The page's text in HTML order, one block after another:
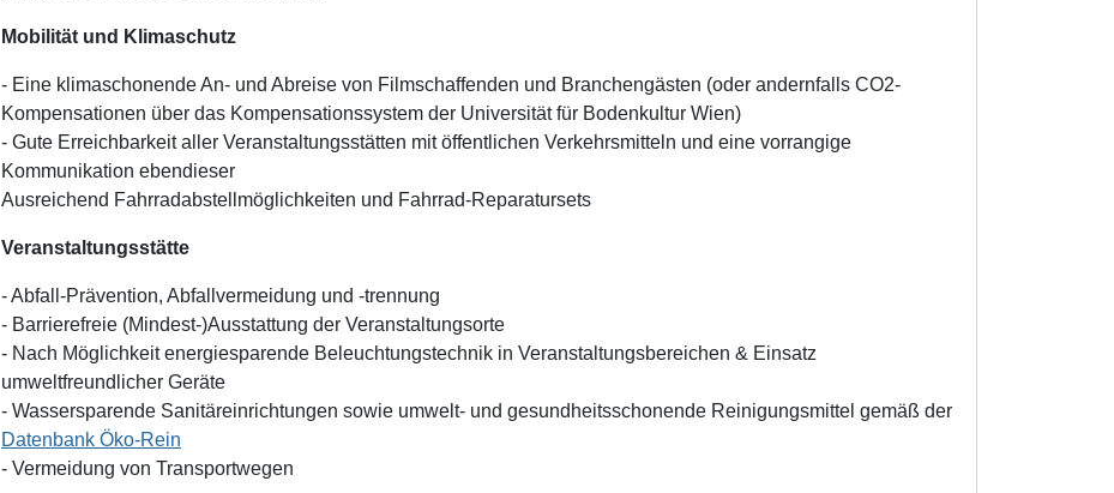
Mobilität und Klimaschutz
- Eine klimaschonende An- und Abreise von Filmschaffenden und Branchengästen (oder andernfalls CO2-
Kompensationen über das Kompensationssystem der Universität für Bodenkultur Wien)
- Gute Erreichbarkeit aller Veranstaltungsstätten mit öffentlichen Verkehrsmitteln und eine vorrangige
Kommunikation ebendieser
Ausreichend Fahrradabstellmöglichkeiten und Fahrrad-Reparatursets
Veranstaltungsstätte
- Abfall-Prävention, Abfallvermeidung und -trennung
- Barrierefreie (Mindest-)Ausstattung der Veranstaltungsorte
- Nach Möglichkeit energiesparende Beleuchtungstechnik in Veranstaltungsbereichen & Einsatz
umweltfreundlicher Geräte
- Wassersparende Sanitäreinrichtungen sowie umwelt- und gesundheitsschonende Reinigungsmittel gemäß der
Datenbank Öko-Rein
- Vermeidung von Transportwegen